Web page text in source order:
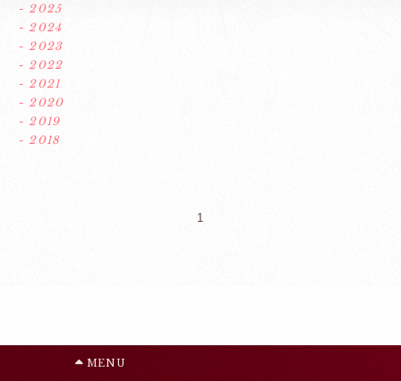
- 2025
- 2024
- 2023
- 2022
- 2021
- 2020
- 2019
- 2018
1
MENU